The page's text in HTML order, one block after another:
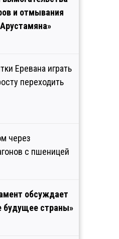
и отмывания
Еревана играть
переходить
через
с пшеницей
обсуждает
будущее страны»